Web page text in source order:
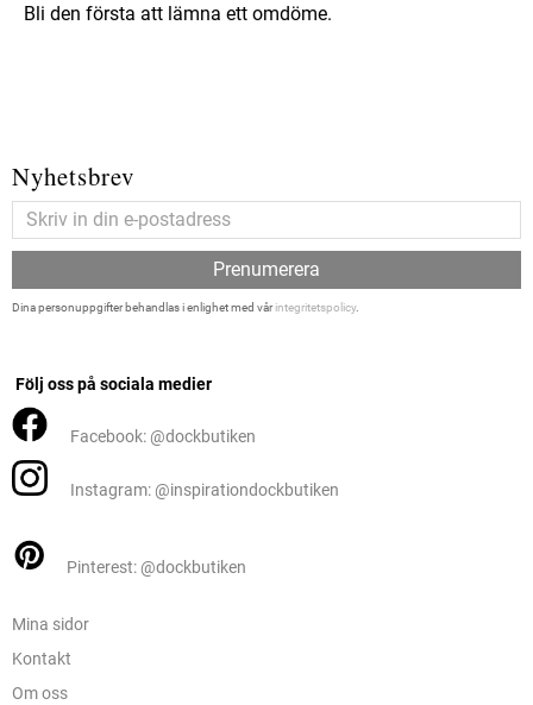
Bli den första att lämna ett omdöme.
Nyhetsbrev
Prenumerera
Dina personuppgifter behandlas i enlighet med vårintegritetspolicy.
Följ oss på sociala medier
Facebook: @dockbutiken
Instagram: @inspirationdockbutiken
Pinterest: @dockbutiken
Mina sidor
Kontakt
Om oss